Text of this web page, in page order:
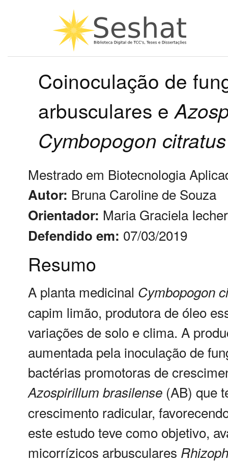
Coinoculação de
arbusculares e
Cymbopogon citratus
Mestrado em Biotecnologia
Autor: Bruna Caroline de Souza
Orientador: Maria Graciela
Defendido em: 07/03/2019
Resumo
A planta medicinal Cymbopogon
capim limão, produtora de óleo
variações de solo e clima. A
aumentada pela inoculação de
bactérias promotoras de
Azospirillum brasilense (AB) que
crescimento radicular,
este estudo teve como objetivo,
micorrízicos arbusculares